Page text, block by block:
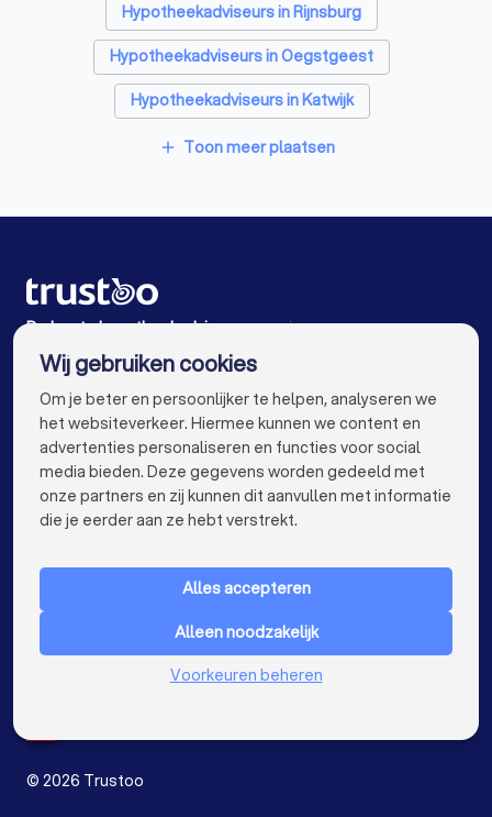
Hypotheekadviseurs in Rijnsburg
Hypotheekadviseurs in Oegstgeest
Hypotheekadviseurs in Katwijk
Hypotheekadviseurs in Lisse
Hypotheekadviseurs in Hillegom
Hypotheekadviseurs in Amsterdam
Hypotheekadviseurs in Rotterdam
Hypotheekadviseurs in Den Haag
Hypotheekadviseurs in Utrecht
Hypotheekadviseurs in Tilburg
Hypotheekadviseurs in Groningen
Hypotheekadviseurs in Almere
add Toon meer plaatsen
De beste hypotheekadviseurs voor jou
VOOR PARTICULIEREN keyboard_arrow_down
Nederland
© 2026 Trustoo
Wij gebruiken cookies
Om je beter en persoonlijker te helpen, analyseren we
het websiteverkeer. Hiermee kunnen we content en
advertenties personaliseren en functies voor social
media bieden. Deze gegevens worden gedeeld met
onze partners en zij kunnen dit aanvullen met informatie
die je eerder aan ze hebt verstrekt.
Alles accepteren
Alleen noodzakelijk
Voorkeuren beheren